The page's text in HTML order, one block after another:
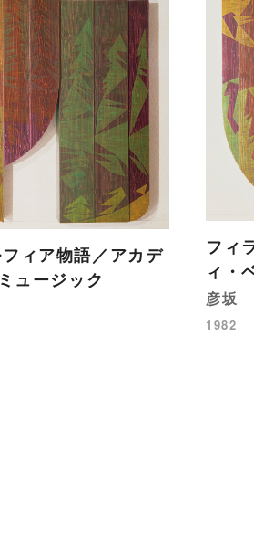
フィ
ィ・
彦坂
1982
ィア物語／アカデ
ュージック